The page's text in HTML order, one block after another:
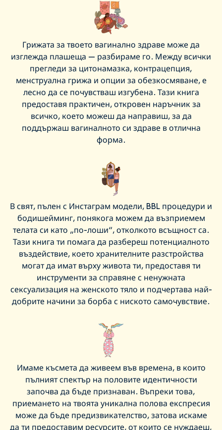
Грижата за твоето вагинално здраве може да
изглежда плашеща — разбираме го. Между всички
прегледи за цитонамазка, контрацепция,
менструална грижа и опции за обезкосмяване, е
лесно да се почувстваш изгубена. Тази книга
предоставя практичен, откровен наръчник за
всичко, което можеш да направиш, за да
поддържаш вагиналното си здраве в отлична
форма.
В свят, пълен с Инстаграм модели, BBL процедури и
бодишейминг, понякога можем да възприемем
телата си като „по-лоши“, отколкото всъщност са.
Тази книга ти помага да разбереш потенциалното
въздействие, което хранителните разстройства
могат да имат върху живота ти, предоставя ти
инструменти за справяне с ненужната
сексуализация на женското тяло и подчертава най-
добрите начини за борба с ниското самочувствие.
Имаме късмета да живеем във времена, в които
пълният спектър на половите идентичности
започва да бъде признаван. Въпреки това,
приемането на твоята уникална полова експресия
може да бъде предизвикателство, затова искаме
да ти предоставим ресурсите, от които се нуждаеш,